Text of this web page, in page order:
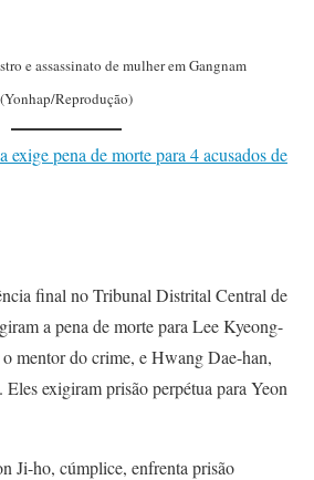
e assassinato de mulher em Gangnam
(Yonhap/Reprodução)
exige pena de morte para 4 acusados de
final no Tribunal Distrital Central de
a pena de morte para Lee Kyeong-
mentor do crime, e Hwang Dae-han,
exigiram prisão perpétua para Yeon
Ji-ho, cúmplice, enfrenta prisão